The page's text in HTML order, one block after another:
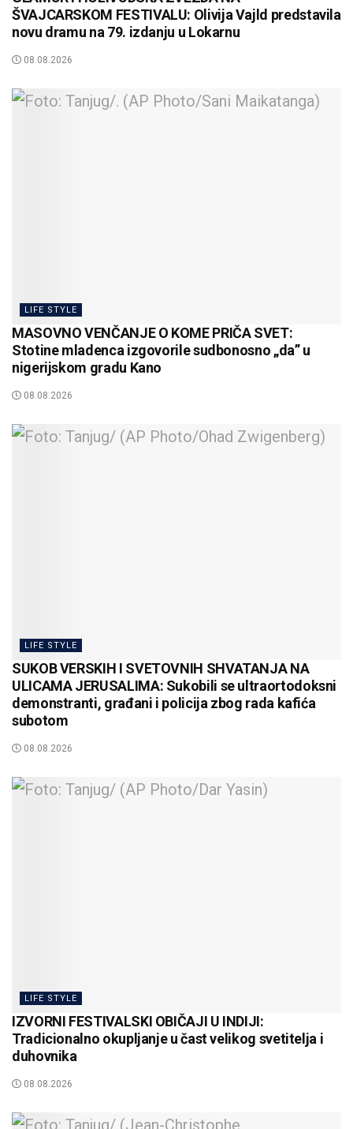
ŠVAJCARSKOM FESTIVALU: Olivija Vajld predstavila
novu dramu na 79. izdanju u Lokarnu
08.08.2026
LIFE STYLE
MASOVNO VENČANJE O KOME PRIČA SVET:
Stotine mladenca izgovorile sudbonosno „da” u
nigerijskom gradu Kano
08.08.2026
LIFE STYLE
SUKOB VERSKIH I SVETOVNIH SHVATANJA NA
ULICAMA JERUSALIMA: Sukobili se ultraortodoksni
demonstranti, građani i policija zbog rada kafića
subotom
08.08.2026
LIFE STYLE
IZVORNI FESTIVALSKI OBIČAJI U INDIJI:
Tradicionalno okupljanje u čast velikog svetitelja i
duhovnika
08.08.2026